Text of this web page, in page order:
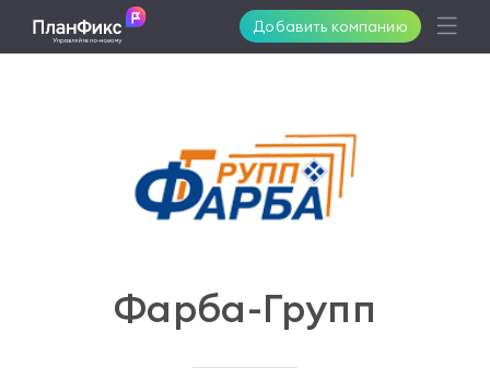
Добавить компанию
Решения
Фарба-Групп